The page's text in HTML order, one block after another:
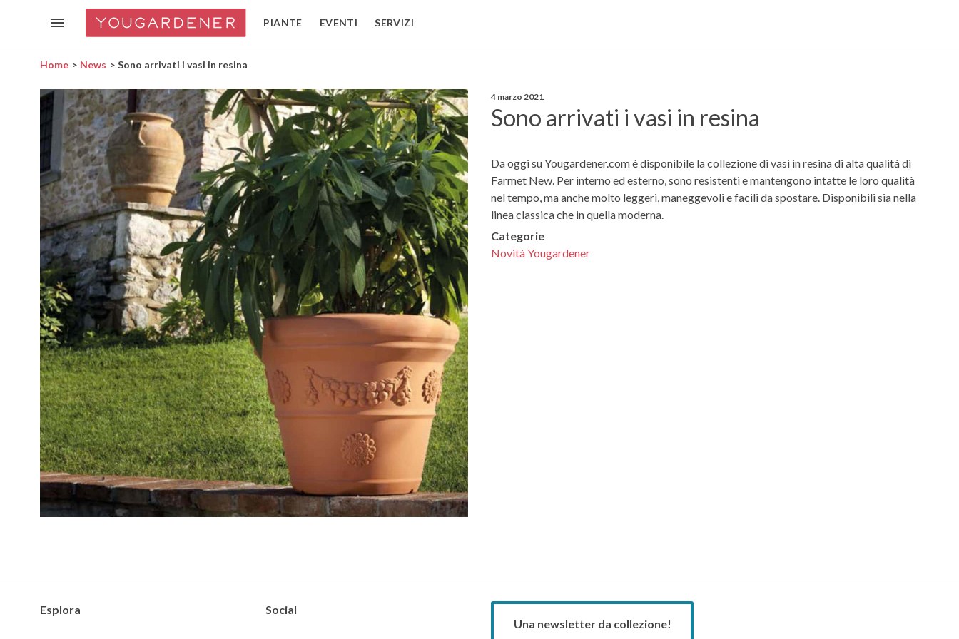
PIANTE EVENTI SERVIZI
Home News Sono arrivati i vasi in resina
4 marzo 2021
Sono arrivati i vasi in resina
Da oggi su Yougardener.com è disponibile la collezione di vasi in resina di alta qualità di
Farmet New. Per interno ed esterno, sono resistenti e mantengono intatte le loro qualità
nel tempo, ma anche molto leggeri, maneggevoli e facili da spostare. Disponibili sia nella
linea classica che in quella moderna.
Categorie
Novità Yougardener
Esplora Social
Una newsletter da collezione!